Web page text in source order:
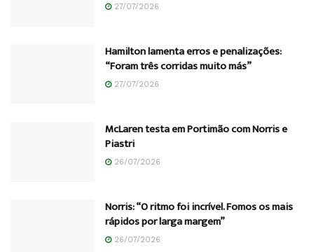
27/07/2026
Hamilton lamenta erros e penalizações:
“Foram três corridas muito más”
27/07/2026
McLaren testa em Portimão com Norris e
Piastri
26/07/2026
Norris: “O ritmo foi incrível. Fomos os mais
rápidos por larga margem”
26/07/2026